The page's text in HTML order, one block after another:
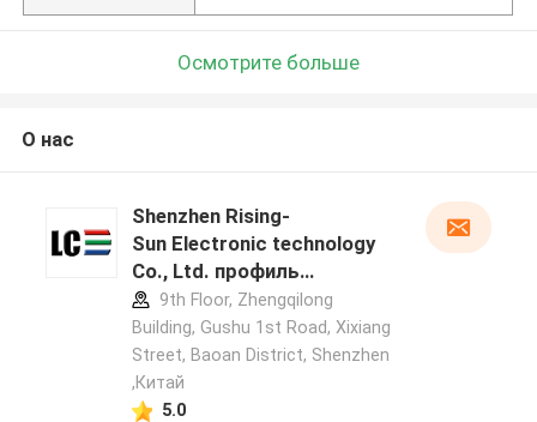
Осмотрите больше
О нас
Shenzhen Rising-
Sun Electronic technology
Co., Ltd. профиль
производителя
9th Floor, Zhengqilong
Building, Gushu 1st Road, Xixiang
Street, Baoan District, Shenzhen
,Китай
5.0